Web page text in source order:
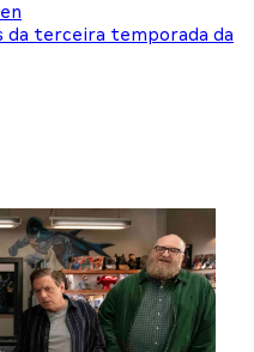
da terceira temporada da